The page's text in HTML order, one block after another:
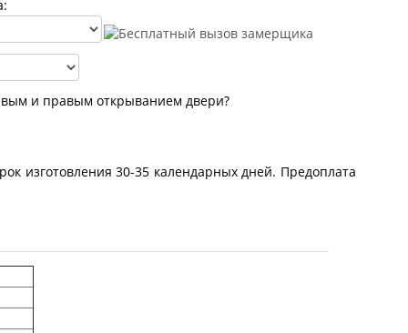
и правым открыванием двери?
изготовления 30-35 календарных дней. Предоплата